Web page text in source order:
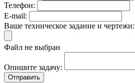
Телефон:
E-mail:
Ваше техническое задание и чертежи:
Файл не выбран
Опишите задачу:
Отправить